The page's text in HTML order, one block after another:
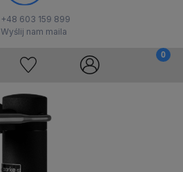
+48 603 159 899
Wyślij nam maila